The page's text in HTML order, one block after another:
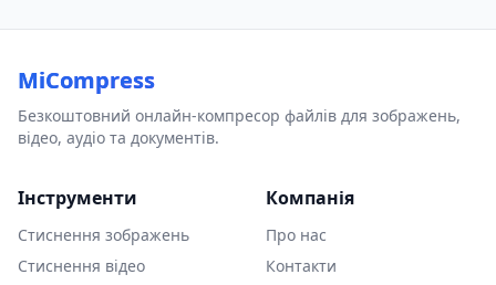
MiCompress
Безкоштовний онлайн-компресор файлів для зображень,
відео, аудіо та документів.
Інструменти
Стиснення зображень
Стиснення відео
Компанія
Про нас
Контакти